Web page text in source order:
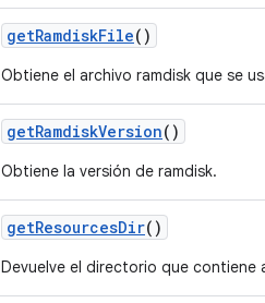
getRamdiskFile()
Obtiene el archivo ramdisk que se
getRamdiskVersion()
Obtiene la versión de ramdisk.
getResourcesDir()
Devuelve el directorio que contiene